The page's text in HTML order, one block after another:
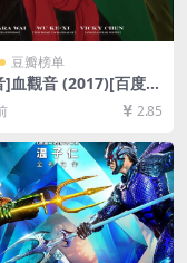
豆瓣榜单
]血觀音 (2017)[百度网
网盘+迅雷云盘资源10
未删减][MP4/7GB]
幕]
2.85